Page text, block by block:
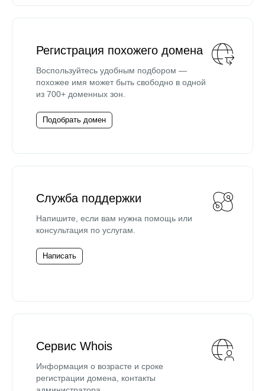
Регистрация похожего домена
Воспользуйтесь удобным подбором —
похожее имя может быть свободно в одной
из 700+ доменных зон.
Подобрать домен
Служба поддержки
Напишите, если вам нужна помощь или
консультация по услугам.
Написать
Сервис Whois
Информация о возрасте и сроке
регистрации домена, контакты